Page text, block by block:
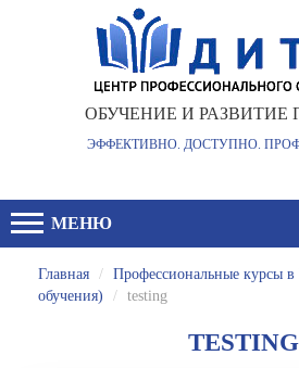
ОБУЧЕНИЕ И РАЗВИТИЕ
ЭФФЕКТИВНО. ДОСТУПНО.
МЕНЮ
Главная / Профессиональные курсы
обучения)
/ testing
TESTING